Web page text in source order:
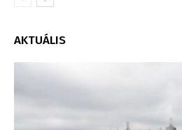
AKTUÁLIS